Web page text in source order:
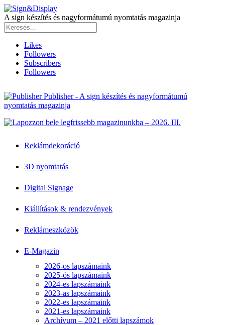
A sign készítés és nagyformátumú nyomtatás magazinja
Likes
Followers
Subscribers
Followers
Publisher - A sign készítés és nagyformátumú
nyomtatás magazinja
Reklámdekoráció
3D nyomtatás
Digital Signage
Kiállítások & rendezvények
Reklámeszközök
E-Magazin
2026-os lapszámaink
2025-ös lapszámaink
2024-es lapszámaink
2023-as lapszámaink
2022-es lapszámaink
2021-es lapszámaink
Archívum – 2021 előtti lapszámok